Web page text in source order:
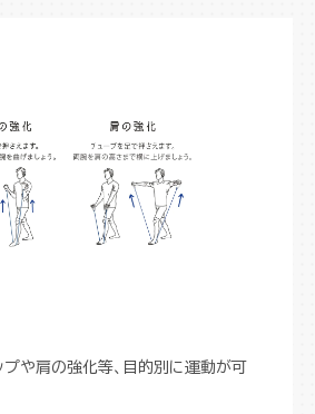
プや肩の強化等、目的別に運動が可